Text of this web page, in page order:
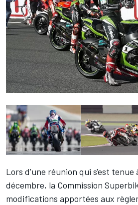
Lors d'une réunion qui s'est tenue
décembre, la Commission
modifications apportées aux